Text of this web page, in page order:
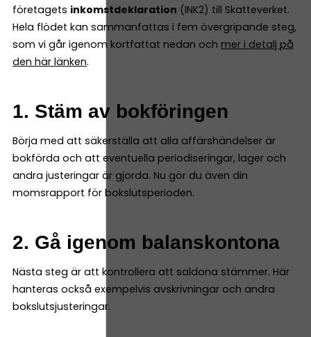
företagets inkomstdeklaration (INK2) till Skatteverket.
Hela flödet kan sammanfattas i fem övergripande steg,
som vi går igenom kortfattat nedan och mer i detalj på
den här länken.
1. Stäm av bokföringen
Börja med att säkerställa att alla affärshändelser är
bokförda och att eventuella periodiseringar, lager och
andra justeringar är gjorda. Nu gör du även din
momsrapport för bokslutsperioden.
2. Gå igenom balanskontona
Nästa steg är att kontrollera att saldona stämmer. Här
hanteras också exempelvis avskrivningar och andra
bokslutsjusteringar.